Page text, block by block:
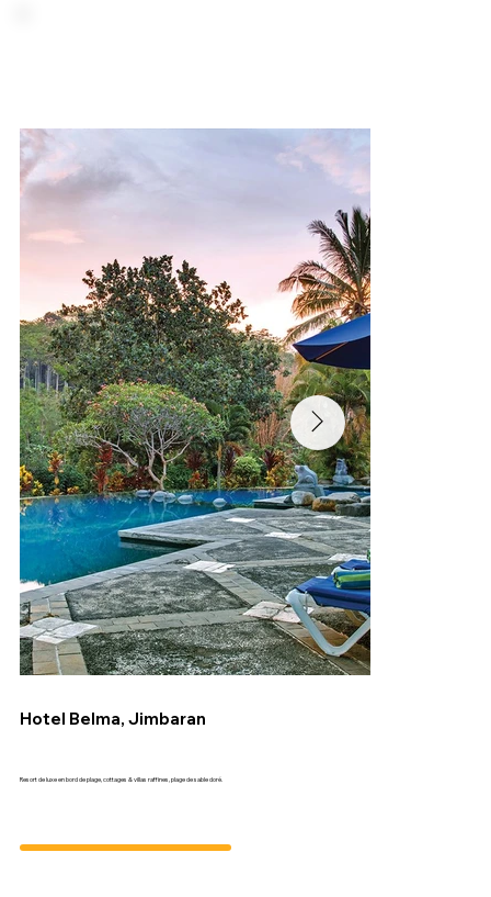
Hotel Belma, Jimbaran
Resort de luxe en bord de plage, cottages & villas raffines, plage de sable doré.